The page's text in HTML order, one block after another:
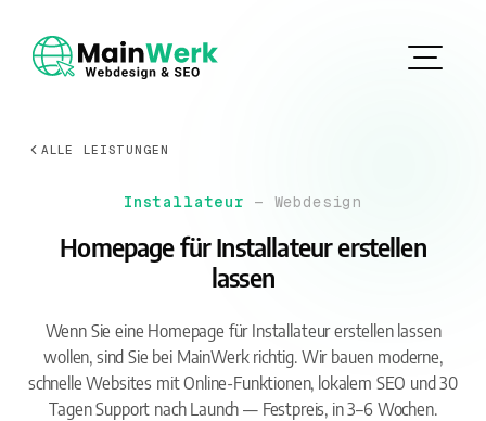
ALLE LEISTUNGEN
Installateur — Webdesign
Homepage für Installateur erstellen
lassen
Wenn Sie eine Homepage für Installateur erstellen lassen
wollen, sind Sie bei MainWerk richtig. Wir bauen moderne,
schnelle Websites mit Online-Funktionen, lokalem SEO und 30
Tagen Support nach Launch — Festpreis, in 3–6 Wochen.